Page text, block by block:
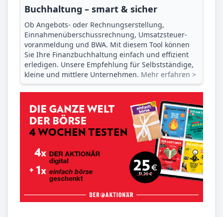
Buchhaltung – smart & sicher
Ob Angebots- oder Rechnungserstellung,
Einnahmenüberschuss­rechnung, Umsatzsteuer­
voranmeldung und BWA. Mit diesem Tool können
Sie Ihre Finanz­buchhaltung einfach und effizient
erledigen. Unsere Empfehlung für Selbstständige,
kleine und mittlere Unternehmen. Mehr erfahren >